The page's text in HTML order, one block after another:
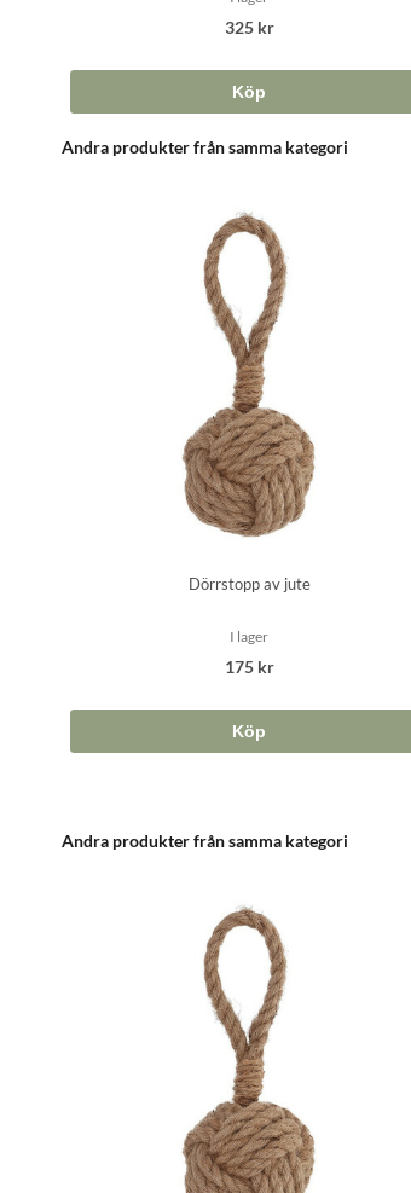
325 kr
Köp
Andra produkter från samma kategori
Dörrstopp av jute
I lager
175 kr
Köp
Andra produkter från samma kategori